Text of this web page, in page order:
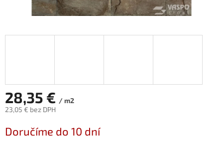
28,35 € / m2
23,05 € bez DPH
cena:
Doručíme do 10 dní